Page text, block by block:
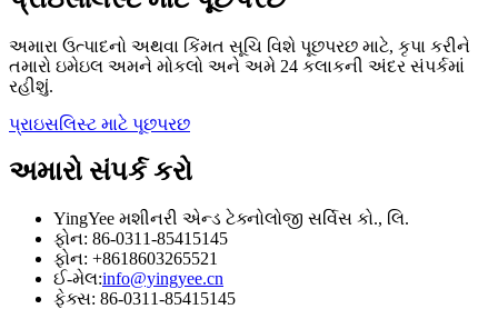
અમારા ઉત્પાદનો અથવા કિંમત સૂચિ વિશે પૂછપરછ માટે, કૃપા કરીને
તમારો ઇમેઇલ અમને મોકલો અને અમે 24 કલાકની અંદર સંપર્કમાં
રહીશું.
પ્રાઇસલિસ્ટ માટે પૂછપરછ
અમારો સંપર્ક કરો
YingYee મશીનરી એન્ડ ટેક્નોલોજી સર્વિસ કો., લિ.
ફોન: 86-0311-85415145
ફોન: +8618603265521
ઈ-મેલ:info@yingyee.cn
ફેક્સ: 86-0311-85415145